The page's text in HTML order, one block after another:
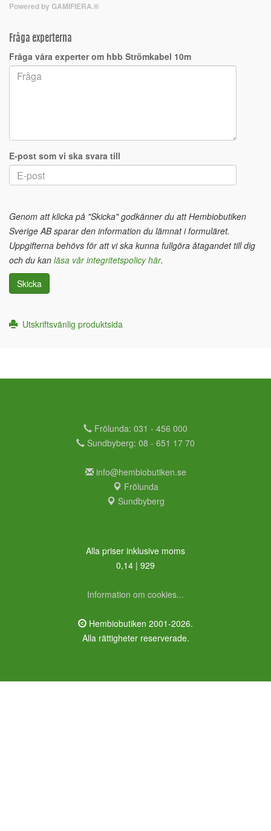
Powered by GAMIFIERA.®
Fråga experterna
Fråga våra experter om hbb Strömkabel 10m
E-post som vi ska svara till
Genom att klicka på "Skicka" godkänner du att Hembiobutiken
Sverige AB sparar den information du lämnat i formuläret.
Uppgifterna behövs för att vi ska kunna fullgöra åtagandet till dig
och du kan läsa vår integritetspolicy här.
Skicka
Utskriftsvänlig produktsida
Frölunda: 031 - 456 000
Sundbyberg: 08 - 651 17 70
info@hembiobutiken.se
Frölunda
Sundbyberg
Alla priser inklusive moms
0,14 | 929
Information om cookies...
Hembiobutiken 2001-2026.
Alla rättigheter reserverade.